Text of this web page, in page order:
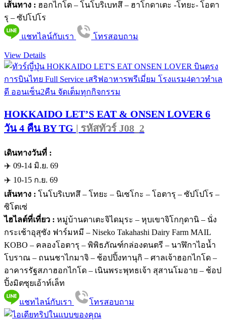
เส้นทาง : ฮอกไกโด – โนโบริเบทสึ – ฮาโกดาเตะ -โทยะ- โอตา
รุ – ซัปโปโร
แชทไลน์กับเรา โทรสอบถาม
View Details
HOKKAIDO LET’S EAT & ONSEN LOVER 6
วัน 4 คืน BY TG | รหัสทัวร์ J08_2
เดินทางวันที่ :
✈️ 09-14 มิ.ย. 69
✈️ 10-15 ก.ย. 69
เส้นทาง : โนโบริเบทสึ – โทยะ – นิเซโกะ – โอตารุ – ซัปโปโร –
ซิโตเซ่
ไฮไลต์ที่เที่ยว : หมู่บ้านดาเตะจิไดมุระ – หุบเขาจิโกกุดานิ – นั่ง
กระเช้าอุสุซัง ฟาร์มหมี – Niseko Takahashi Dairy Farm MAIL
KOBO – คลองโอตารุ – พิพิธภัณฑ์กล่องดนตรี – นาฬิกาไอน้ำ
โบราณ – ถนนชาไกมาจิ – ช้อปปิ้งทานุกิ – ศาลเจ้าฮอกไกโด –
อาคารรัฐสภาฮอกไกโด – เนินพระพุทธเจ้า สุสานโมอาย – ช้อป
ปิ้งมิตซุยเอ้าท์เล็ท
แชทไลน์กับเรา โทรสอบถาม